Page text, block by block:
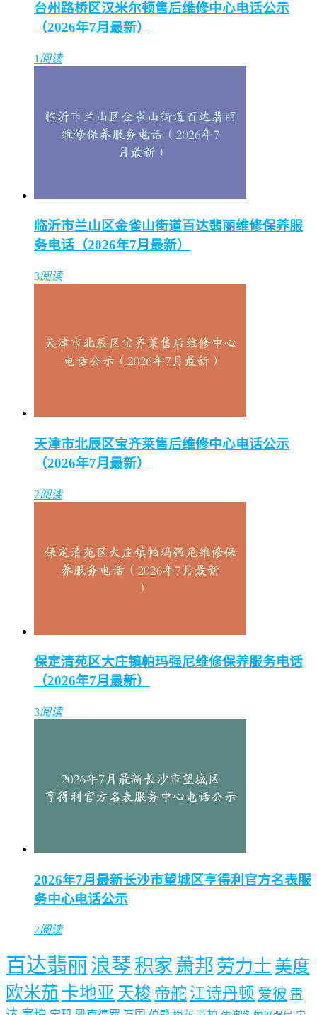
台州路桥区汉米尔顿售后维修中心电话公示
（2026年7月最新）
1 阅读
临沂市兰山区金雀山街道百达翡丽维修保养服
务电话（2026年7月最新）
3阅读
天津市北辰区宝齐莱售后维修中心电话公示
（2026年7月最新）
2阅读
保定清苑区大庄镇帕玛强尼维修保养服务电话
（2026年7月最新）
3阅读
2026年7月最新长沙市望城区亨得利官方名表服
务中心电话公示
2阅读
百达翡丽 浪琴 积家 萧邦 劳力士 美度
欧米茄 卡地亚 天梭 帝舵 江诗丹顿 爱彼 雷